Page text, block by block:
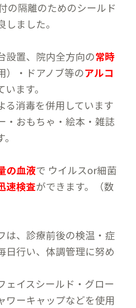
の隔離のためのシールド
ました。
置、院内全方向の常時
）・ドアノブ等のアルコ
ます。
消毒を併用しています
おもちゃ・絵本・雑誌
の血液で ウイルスor細菌
速検査ができます。（数
、診療前後の検温・症
日行い、体調管理に努め
イスシールド・グロー
ワーキャップなどを使用